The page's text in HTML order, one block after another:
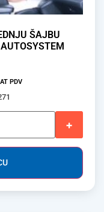
ŠAJBU
PDV
+